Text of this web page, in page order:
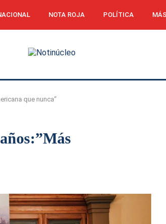
NOTA ROJA POLÍTICA
que nunca”